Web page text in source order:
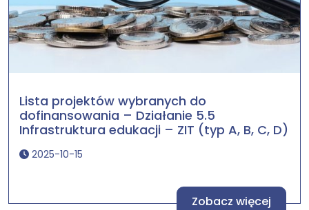
Lista projektów wybranych do
dofinansowania – Działanie 5.5
Infrastruktura edukacji – ZIT (typ A, B, C, D)
2025-10-15
Zobacz więcej